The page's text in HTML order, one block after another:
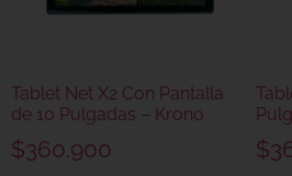
Tablet Net X2 Con Pantalla
de 10 Pulgadas – Krono
$360.900 $